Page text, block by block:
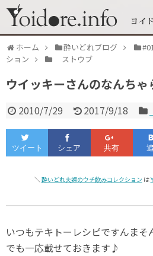
ホーム 酔いどれブログ
ション
ストウブ
ウイッキーさんのなんちゃ
2010/7/29 2017/9/18
＼ 酔いどれ夫婦のウチ飲みコレクション は
いつもテキトーレシピですんまそ
でも一応載せておきます♪